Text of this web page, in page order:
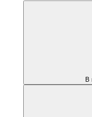
В